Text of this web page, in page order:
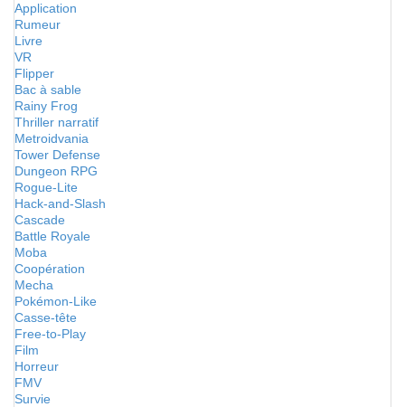
Application
Rumeur
Livre
VR
Flipper
Bac à sable
Rainy Frog
Thriller narratif
Metroidvania
Tower Defense
Dungeon RPG
Rogue-Lite
Hack-and-Slash
Cascade
Battle Royale
Moba
Coopération
Mecha
Pokémon-Like
Casse-tête
Free-to-Play
Film
Horreur
FMV
Survie